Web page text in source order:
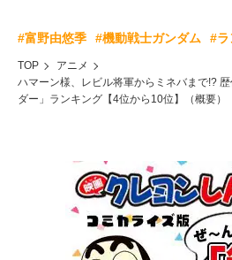
#富野由悠季 #機動戦士ガンダム #ラ
TOP
アニメ
ハマーン様、レビル将軍からミネバまで!?
ダー」ランキング【4位から10位】（概要）